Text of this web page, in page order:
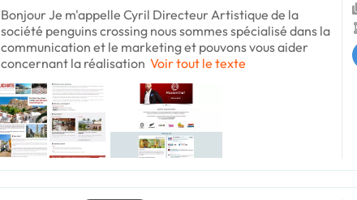
Bonjour Je m'appelle Cyril Directeur Artistique de la
société penguins crossing nous sommes spécialisé dans la
communication et le marketing et pouvons vous aider
concernant la réalisation Voir tout le texte